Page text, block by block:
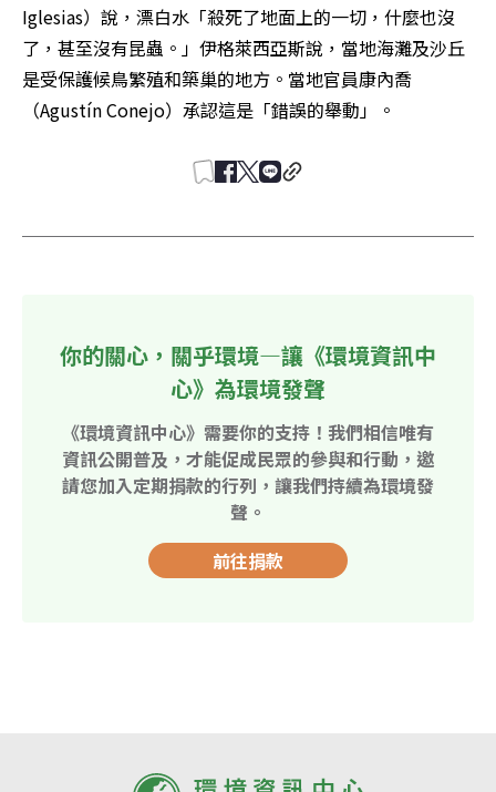
Iglesias）說，漂白水「殺死了地面上的一切，什麼也沒
了，甚至沒有昆蟲。」伊格萊西亞斯說，當地海灘及沙丘
是受保護候鳥繁殖和築巢的地方。當地官員康內喬
（Agustín Conejo）承認這是「錯誤的舉動」。
你的關心，關乎環境—讓《環境資訊中
心》為環境發聲
《環境資訊中心》需要你的支持！我們相信唯有
資訊公開普及，才能促成民眾的參與和行動，邀
請您加入定期捐款的行列，讓我們持續為環境發
聲。
前往捐款